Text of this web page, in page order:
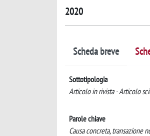
2020
Scheda breve
Sottotipologia
Articolo in rivista - Articolo
Parole chiave
Causa concreta, transazione